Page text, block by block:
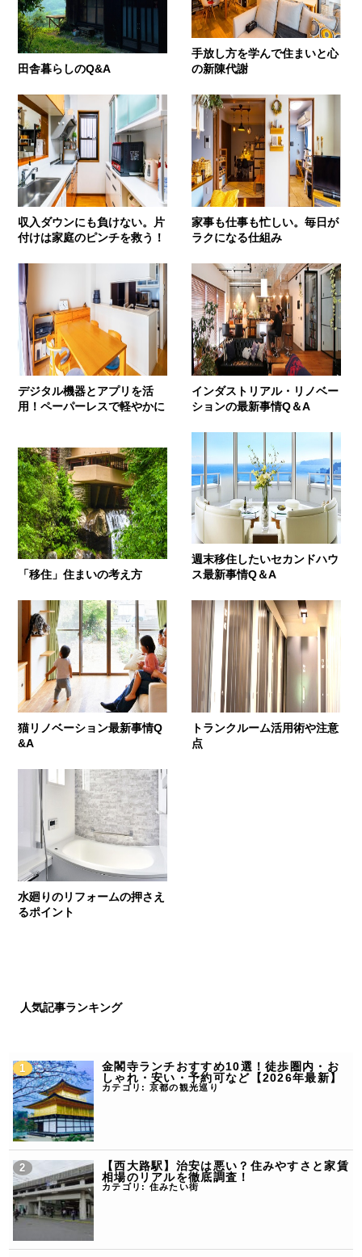
田舎暮らしのQ&A
手放し方を学んで住まいと心
の新陳代謝
収入ダウンにも負けない。片
付けは家庭のピンチを救う！
家事も仕事も忙しい。毎日が
ラクになる仕組み
デジタル機器とアプリを活
用！ペーパーレスで軽やかに
インダストリアル・リノベー
ションの最新事情Q＆A
「移住」住まいの考え方
週末移住したいセカンドハウ
ス最新事情Q＆A
猫リノベーション最新事情Q
&A
トランクルーム活用術や注意
点
水廻りのリフォームの押さえ
るポイント
人気記事ランキング
金閣寺ランチおすすめ10選！徒歩圏内・お
しゃれ・安い・予約可など【2026年最新】
カテゴリ: 京都の観光巡り
【西大路駅】治安は悪い？住みやすさと家賃
相場のリアルを徹底調査！
カテゴリ: 住みたい街